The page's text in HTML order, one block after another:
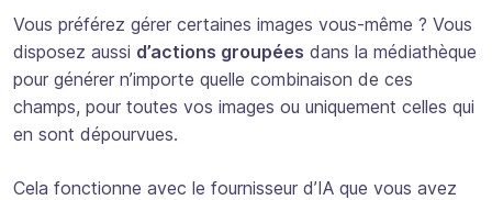
Vous préférez gérer certaines images vous-même ? Vous
disposez aussi d’actions groupées dans la médiathèque
pour générer n’importe quelle combinaison de ces
champs, pour toutes vos images ou uniquement celles qui
en sont dépourvues.
Cela fonctionne avec le fournisseur d’IA que vous avez